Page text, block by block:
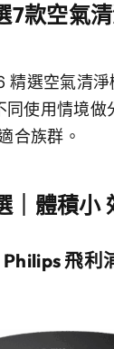
7款空氣
精選空氣清淨
同使用情境做
合族群。
｜體積小
飛利